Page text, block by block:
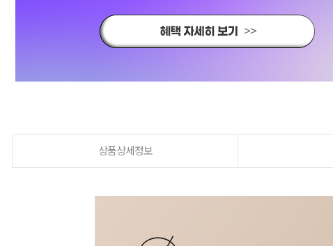
상품상세정보